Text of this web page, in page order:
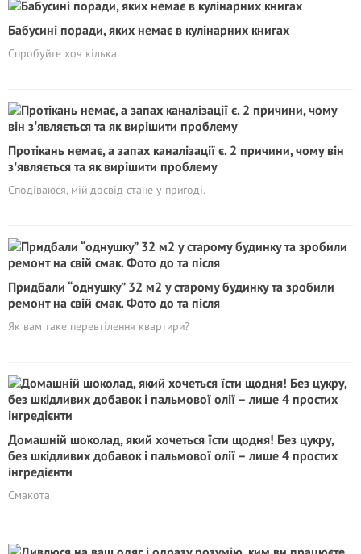
Бабусині поради, яких немає в кулінарних книгах
Спробуйте хоч кілька
Протікань немає, а запах каналізації є. 2 причини, чому він
зʼявляється та як вирішити проблему
Сподіваюся, мій досвід стане у пригоді.
Придбали “однушку” 32 м2 у старому будинку та зробили
ремонт на свій смак. Фото до та після
Як вам таке перевтілення квартири?
Домашній шоколад, який хочеться їсти щодня! Без цукру,
без шкідливих добавок і пальмової олії – лише 4 простих
інгредієнти
Смакота